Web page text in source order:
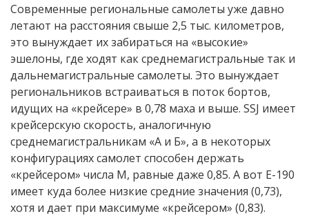
Современные региональные самолеты уже давно
летают на расстояния свыше 2,5 тыс. километров,
это вынуждает их забираться на «высокие»
эшелоны, где ходят как среднемагистральные так и
дальнемагистральные самолеты. Это вынуждает
региональников встраиваться в поток бортов,
идущих на «крейсере» в 0,78 маха и выше. SSJ имеет
крейсерскую скорость, аналогичную
среднемагистральникам «А и Б», а в некоторых
конфигурациях самолет cпособен держать
«крейсером» числа М, равные даже 0,85. А вот E-190
имеет куда более низкие средние значения (0,73),
хотя и дает при максимуме «крейсером» (0,83).